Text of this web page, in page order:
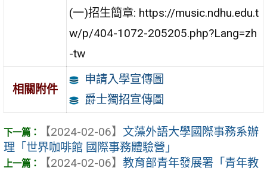
(一)招生簡章: https://music.ndhu.edu.t
w/p/404-1072-205205.php?Lang=zh
-tw
相關附件
申請入學宣傳圖
爵士獨招宣傳圖
【2024-02-06】 文藻外語大學國際事務系辦
理「世界咖啡館 國際事務體驗營」
【2024-02-06】 教育部青年發展署「青年教